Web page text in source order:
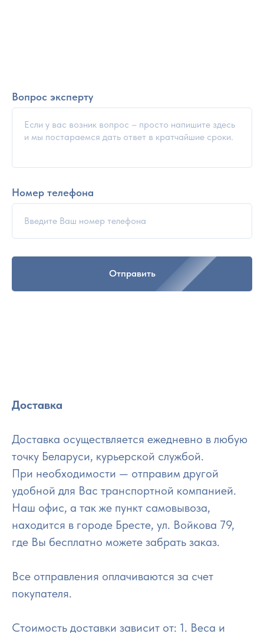
Вопрос эксперту
Номер телефона
Отправить
Доставка
Доставка осуществляется ежедневно в любую
точку Беларуси, курьерской службой.
При необходимости — отправим другой
удобной для Вас транспортной компанией.
Наш офис, а так же пункт самовывоза,
находится в городе Бресте, ул. Войкова 79,
где Вы бесплатно можете забрать заказ.
Все отправления оплачиваются за счет
покупателя.
Стоимость доставки зависит от: 1. Веса и